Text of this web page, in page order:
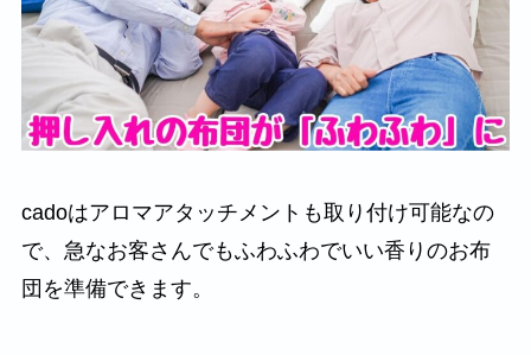
cadoはアロマアタッチメントも取り付け可能なの
で、急なお客さんでもふわふわでいい香りのお布
団を準備できます。